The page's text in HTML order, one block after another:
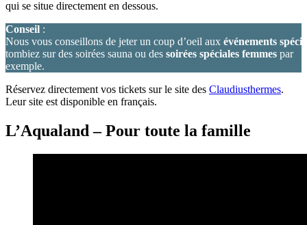
qui se situe directement en dessous.
Conseil :
Nous vous conseillons de jeter un coup d’oeil aux événements
tombiez sur des soirées sauna ou des soirées spéciales femmes par
exemple.
Réservez directement vos tickets sur le site des Claudiusthermes.
Leur site est disponible en français.
L’Aqualand – Pour toute la famille